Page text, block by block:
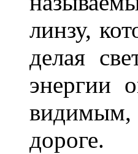
линзу,
делая
энергии
дороге.